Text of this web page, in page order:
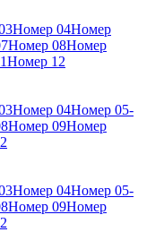
Номер 04Номер
Номер 08Номер
Номер 12
Номер 04Номер 05-
Номер 09Номер
Номер 04Номер 05-
Номер 09Номер